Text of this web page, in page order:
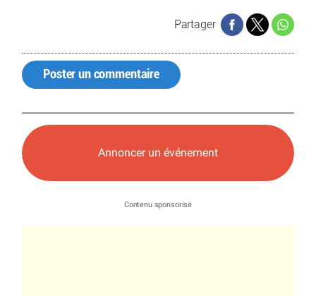
Partager
Poster un commentaire
Annoncer un événement